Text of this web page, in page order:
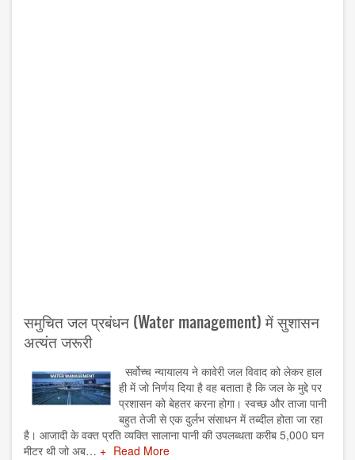
समुचित जल प्रबंधन (Water management) में सुशासन
अत्यंत जरूरी
सर्वोच्च न्यायालय ने कावेरी जल विवाद को लेकर हाल
ही में जो निर्णय दिया है वह बताता है कि जल के मुद्दे पर
प्रशासन को बेहतर करना होगा। स्वच्छ और ताजा पानी
बहुत तेजी से एक दुर्लभ संसाधन में तब्दील होता जा रहा
है। आजादी के वक्त प्रति व्यक्ति सालाना पानी की उपलब्धता करीब 5,000 घन
मीटर थी जो अब…
Read More